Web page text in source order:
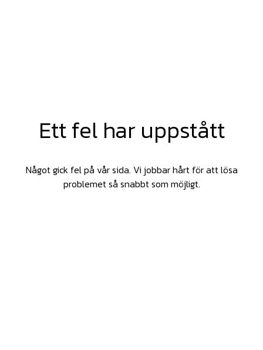
Ett fel har uppstått
Något gick fel på vår sida. Vi jobbar hårt för att lösa
problemet så snabbt som möjligt.